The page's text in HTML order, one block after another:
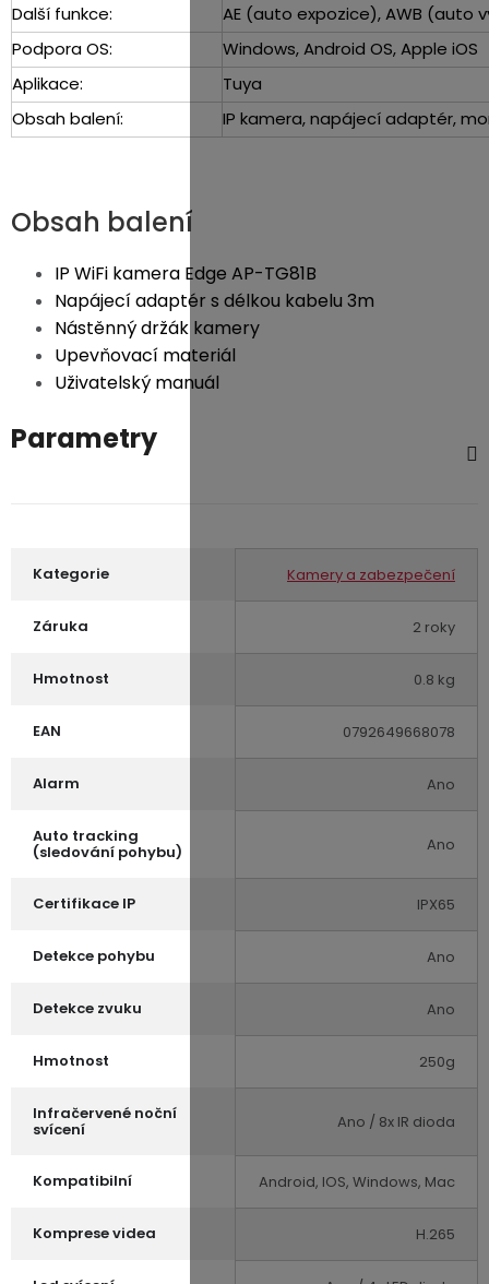
Další funkce:
AE (auto expozice), AWB (auto
Podpora OS:
Windows, Android OS, Apple iOS
Aplikace:
Tuya
Obsah balení:
IP kamera, napájecí adaptér,
Obsah balení
IP WiFi kamera Edge AP-TG81B
Napájecí adaptér s délkou kabelu 3m
Nástěnný držák kamery
Upevňovací materiál
Uživatelský manuál
Parametry
Kategorie Kamery a zabezpečení
Záruka 2 roky
Hmotnost 0.8 kg
EAN 0792649668078
Alarm Ano
Auto tracking
(sledování pohybu) Ano
Certifikace IP IPX65
Detekce pohybu Ano
Detekce zvuku Ano
Hmotnost 250g
Infračervené noční
svícení Ano / 8x IR dioda
Kompatibilní Android, IOS, Windows, Mac
Komprese videa H.265